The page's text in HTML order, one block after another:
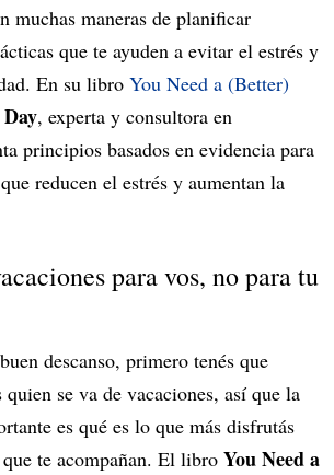
muchas maneras de planificar
que te ayuden a evitar el estrés y
En su libro You Need a (Better)
, experta y consultora en
principios basados en evidencia para
reducen el estrés y aumentan la
para vos, no para tu
descanso, primero tenés que
quien se va de vacaciones, así que la
es qué es lo que más disfrutás
te acompañan. El libro You Need a